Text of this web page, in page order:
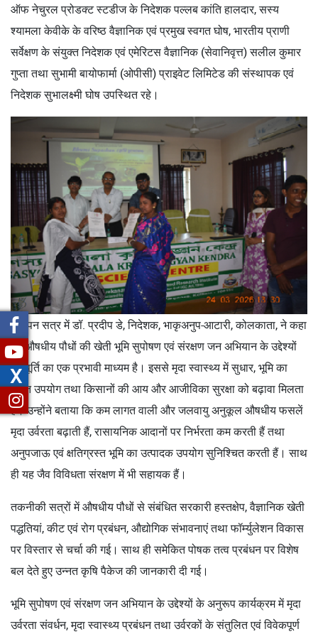
ऑफ नेचुरल प्रोडक्ट स्टडीज के निदेशक पल्लब कांति हालदार, सस्य
श्यामला केवीके के वरिष्ठ वैज्ञानिक एवं प्रमुख स्वगत घोष, भारतीय प्राणी
सर्वेक्षण के संयुक्त निदेशक एवं एमेरिटस वैज्ञानिक (सेवानिवृत्त) सलील कुमार
गुप्ता तथा सुभामी बायोफार्मा (ओपीसी) प्राइवेट लिमिटेड की संस्थापक एवं
निदेशक सुभालक्ष्मी घोष उपस्थित रहे।
समापन सत्र में डॉ. प्रदीप डे, निदेशक, भाकृअनुप-आटारी, कोलकाता, ने कहा
कि औषधीय पौधों की खेती भूमि सुपोषण एवं संरक्षण जन अभियान के उद्देश्यों
की पूर्ति का एक प्रभावी माध्यम है। इससे मृदा स्वास्थ्य में सुधार, भूमि का
सतत उपयोग तथा किसानों की आय और आजीविका सुरक्षा को बढ़ावा मिलता
है। उन्होंने बताया कि कम लागत वाली और जलवायु अनुकूल औषधीय फसलें
मृदा उर्वरता बढ़ाती हैं, रासायनिक आदानों पर निर्भरता कम करती हैं तथा
अनुपजाऊ एवं क्षतिग्रस्त भूमि का उत्पादक उपयोग सुनिश्चित करती हैं। साथ
ही यह जैव विविधता संरक्षण में भी सहायक हैं।
तकनीकी सत्रों में औषधीय पौधों से संबंधित सरकारी हस्तक्षेप, वैज्ञानिक खेती
पद्धतियां, कीट एवं रोग प्रबंधन, औद्योगिक संभावनाएं तथा फॉर्म्युलेशन विकास
पर विस्तार से चर्चा की गई। साथ ही समेकित पोषक तत्व प्रबंधन पर विशेष
बल देते हुए उन्नत कृषि पैकेज की जानकारी दी गई।
भूमि सुपोषण एवं संरक्षण जन अभियान के उद्देश्यों के अनुरूप कार्यक्रम में मृदा
उर्वरता संवर्धन, मृदा स्वास्थ्य प्रबंधन तथा उर्वरकों के संतुलित एवं विवेकपूर्ण
X